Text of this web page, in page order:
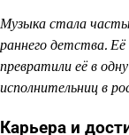
Музыка стала
раннего детства.
превратили её в
исполнительниц в
Карьера и